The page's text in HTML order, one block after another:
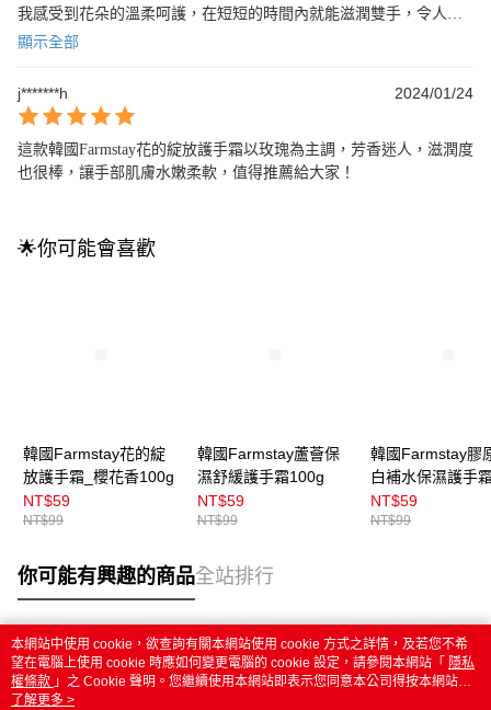
我感受到花朵的溫柔呵護，在短短的時間內就能滋潤雙手，令人驚
豔的4星級護手霜。
顯示全部
j*******h 2024/01/24
這款韓國Farmstay花的綻放護手霜以玫瑰為主調，芳香迷人，滋潤度
也很棒，讓手部肌膚水嫩柔軟，值得推薦給大家！
🌟你可能會喜歡
韓國Farmstay花的綻
放護手霜_櫻花香100g
NT$59
NT$99
韓國Farmstay蘆薈保
濕舒緩護手霜100g
NT$59
NT$99
韓國Farmstay膠
白補水保濕護手
100g
NT$59
NT$99
你可能有興趣的商品全站排行
熱門標籤
本網站中使用 cookie，欲查詢有關本網站使用 cookie 方式之詳情，及若您不希
望在電腦上使用 cookie 時應如何變更電腦的 cookie 設定，請參閱本網站「 隱私
權條款 」之 Cookie 聲明。您繼續使用本網站即表示您同意本公司得按本網站使
用條款之 Cookie 聲明使用 cookie。
了解更多 >